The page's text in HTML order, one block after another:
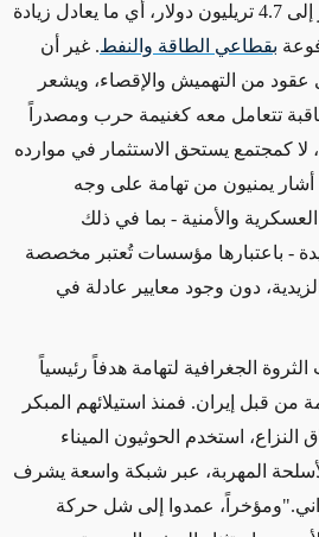
التجارة من 881 مليار دولار إلى 4.7 تريليون دولار، أي ما يعادل زيادة
بقطاعي الطاقة والنفط. غير أن
عقود من التهميش والإقصاء، ويشعر
تتعامل معه كغنيمة حرب ومصدراً
لا كمجتمع يستحق الاستثمار في موارده
أشار يمنيون من تهامة على وجه
والأمنية - بما في ذلك
- باعتبارها مؤسسات تُعتبر مخصصة
الزيدية، دون وجود معايير عادلة في
الجغرافية لتهامة هدفاً رئيسياً
من قبل إيران. فمنذ استيلائهم المبكر
استخدم الحوثيون الميناء
المهربة، عبر شبكة واسعة يشرف
."ومؤخراً، عمدوا إلى شل حركة